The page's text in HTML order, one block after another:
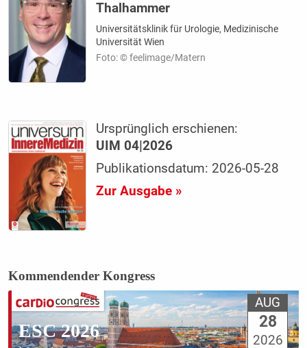
Thalhammer
Universitätsklinik für Urologie, Medizinische
Universität Wien
Foto: © feelimage/Matern
Ursprünglich erschienen:
UIM 04|2026
Publikationsdatum: 2026-05-28
Zur Ausgabe »
Kommendender Kongress
ESC 2026
AUG
28
2026